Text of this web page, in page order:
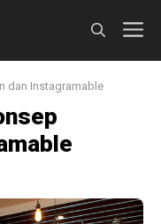
dan Instagramable